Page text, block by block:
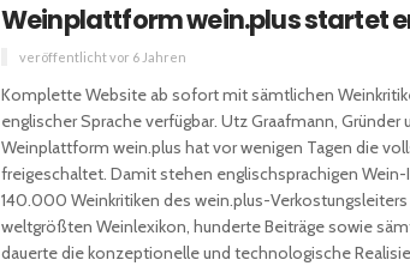
Weinplattform wein.plus startet
veröffentlicht vor 6 Jahren
Komplette Website ab sofort mit sämtlichen
englischer Sprache verfügbar. Utz Graafmann,
Weinplattform wein.plus hat vor wenigen Tagen die
freigeschaltet. Damit stehen englischsprachigen
140.000 Weinkritiken des wein.plus-
weltgrößten Weinlexikon, hunderte Beiträge sowie
dauerte die konzeptionelle und technologische